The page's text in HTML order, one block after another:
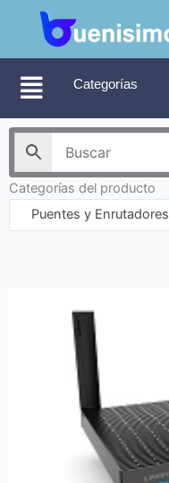
contenido
Categorías
Categorías del producto
Puentes y Enrutadores